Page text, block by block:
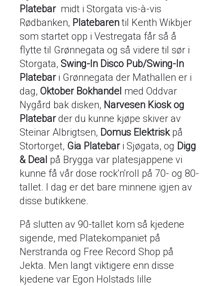
Platebarmidt i Storgata vis-à-vis
Rødbanken, Platebarentil Kenth Wikbjer
som startet opp i Vestregata får så å
flytte til Grønnegata og så videre til sør i
Storgata, Swing-In Disco Pub/Swing-In
Platebari Grønnegata der Mathallen er i
dag, Oktober Bokhandel med Oddvar
Nygård bak disken, Narvesen Kiosk og
Platebarder du kunne kjøpe skiver av
Steinar Albrigtsen, Domus Elektriskpå
Stortorget, Gia Platebari Sjøgata, og Digg
& Deal på Brygga var platesjappene vi
kunne få vår dose rock'n'roll på 70- og 80-
tallet. I dag er det bare minnene igjen av
disse butikkene.
På slutten av 90-tallet kom så kjedene
sigende, med Platekompaniet på
Nerstranda og Free Record Shop på
Jekta. Men langt viktigere enn disse
kjedene var Egon Holstads lille